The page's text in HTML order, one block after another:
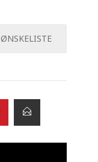
ØNSKELISTE